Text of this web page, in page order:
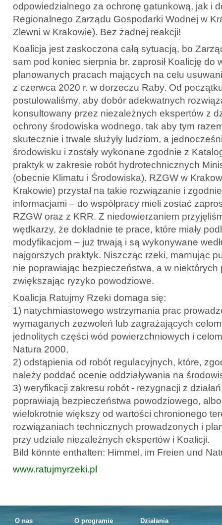
odpowiedzialnego za ochronę gatunkową, jak i
Regionalnego Zarządu Gospodarki Wodnej w
Zlewni w Krakowie). Bez żadnej reakcji!
Koalicja jest zaskoczona całą sytuacją, bo
sam pod koniec sierpnia br. zaprosił Koalicję do
planowanych pracach mających na celu
z czerwca 2020 r. w dorzeczu Raby. Od
postulowaliśmy, aby dobór adekwatnych
konsultowany przez niezależnych ekspertów z
ochrony środowiska wodnego, tak aby tym
skutecznie i trwale służyły ludziom, a
środowisku i zostały wykonane zgodnie z
praktyk w zakresie robót hydrotechnicznych
(obecnie Klimatu i Środowiska). RZGW w
Krakowie) przystał na takie rozwiązanie i
informacjami – do współpracy mieli zostać
RZGW oraz z KRR. Z niedowierzaniem
wędkarzy, że dokładnie te prace, które miały
modyfikacjom – już trwają i są wykonywane
najgorszych praktyk. Niszcząc rzeki, marnując
nie poprawiając bezpieczeństwa, a w
zwiększając ryzyko powodziowe.
Koalicja Ratujmy Rzeki domaga się:
1) natychmiastowego wstrzymania prac
wymaganych zezwoleń lub zagrażających
jednolitych części wód powierzchniowych i
Natura 2000,
2) odstąpienia od robót regulacyjnych, które,
należy poddać ocenie oddziaływania na
3) weryfikacji zakresu robót - rezygnacji z
poprawiają bezpieczeństwa powodziowego,
wielokrotnie większy od wartości chronionego
rozwiązaniach technicznych prowadzonych i
przy udziale niezależnych ekspertów i Koalicji.
Bild könnte enthalten: Himmel, im Freien und
www.ratujmyrzeki.pl
O nas O programie Działania